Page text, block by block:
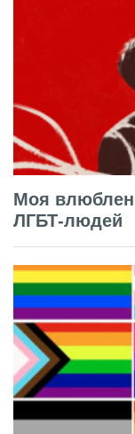
Моя
ЛГБТ-людей